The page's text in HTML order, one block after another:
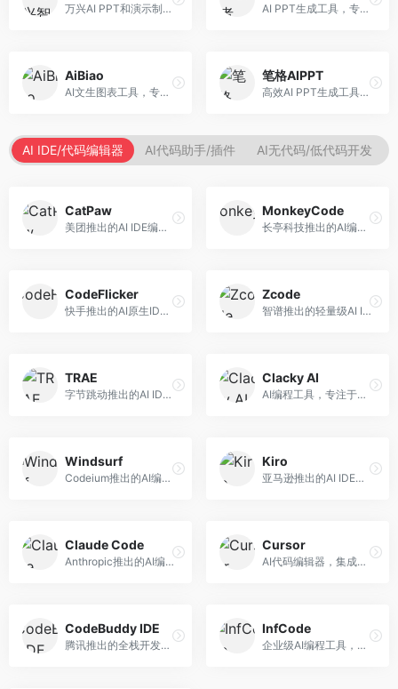
万兴AI PPT和演示制作软件，整合视频演示功能。面向职场人士和教育工作者，提供PPT生成、演示录制、视频制作等服务，演示功能完善。 AI PPT生成工具，专注于演示文稿智能创作。面向职场人士，支持主题输入、内容生成、设计美化等功能，PPT制作效率高。
AiBiao
AI文生图表工具，专注于数据可视化展示。面向数据分析师和职场人士，提供图表生成、数据可视化、PPT嵌入等服务，数据展示专业。
笔格AIPPT
高效AI PPT生成工具，专注于演示文稿智能创作。面向职场人士，支持主题输入、内容生成、设计美化等功能，PPT制作效率高。
AI IDE/代码编辑器 AI代码助手/插件 AI无代码/低代码开发
CatPaw
美团推出的AI IDE编程工具，专注于本地开发生态。面向开发者，提供智能代码补全、代码生成、项目管理等服务，本地开发体验好。
MonkeyCode
长亭科技推出的AI编程助手，专注于安全开发。面向开发者，提供代码生成、安全检测、漏洞修复等服务，安全开发能力强。
CodeFlicker
快手推出的AI原生IDE，专注于短视频相关开发。面向快手生态开发者，提供代码生成、调试辅助等服务，与快手开发生态深度整合。
Zcode
智谱推出的轻量级AI IDE，基于GLM模型。面向开发者，提供智能代码补全、代码生成、错误检测等服务，中文编程支持好。
TRAE
字节跳动推出的AI IDE编程工具，深度集成大模型能力。面向开发者，提供智能代码补全、代码解释、重构优化等服务，编程效率显著提升。
Clacky AI
AI编程工具，专注于代码智能生成与优化。面向开发者，提供代码生成、代码重构、错误修复等服务，编程效率高。
Windsurf
Codeium推出的AI编程工具，专注于代码智能辅助。面向开发者，提供代码补全、代码生成、代码解释等服务，多语言支持完善。
Kiro
亚马逊推出的AI IDE，深度整合AWS云服务。面向AWS开发者，提供代码生成、云服务集成、部署自动化等服务，与AWS生态无缝衔接。
Claude Code
Anthropic推出的AI编程工具，基于Claude模型。面向开发者，提供代码生成、代码审查、调试辅助等服务，代码质量高，推理能力强。
Cursor
AI代码编辑器，集成GPT-4模型，专注于智能编程辅助。面向开发者，提供代码生成、代码解释、错误修复等服务，编程体验流畅，开发效率高。
CodeBuddy IDE
腾讯推出的全栈开发AI IDE，整合腾讯云服务。面向开发者，提供代码生成、调试辅助、部署服务等功能，与腾讯云生态深度整合。
InfCode
企业级AI编程工具，专注于团队协作开发。面向企业开发团队，提供代码生成、代码审查、团队协作等服务，企业级功能完善。